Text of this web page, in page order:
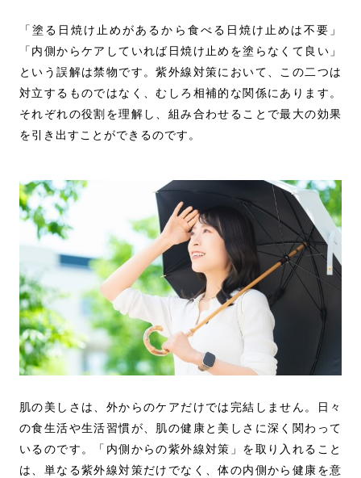
「塗る日焼け止めがあるから食べる日焼け止めは不要」
「内側からケアしていれば日焼け止めを塗らなくて良い」
という誤解は禁物です。紫外線対策において、この二つは
対立するものではなく、むしろ相補的な関係にあります。
それぞれの役割を理解し、組み合わせることで最大の効果
を引き出すことができるのです。
肌の美しさは、外からのケアだけでは完結しません。日々
の食生活や生活習慣が、肌の健康と美しさに深く関わって
いるのです。「内側からの紫外線対策」を取り入れること
は、単なる紫外線対策だけでなく、体の内側から健康を意